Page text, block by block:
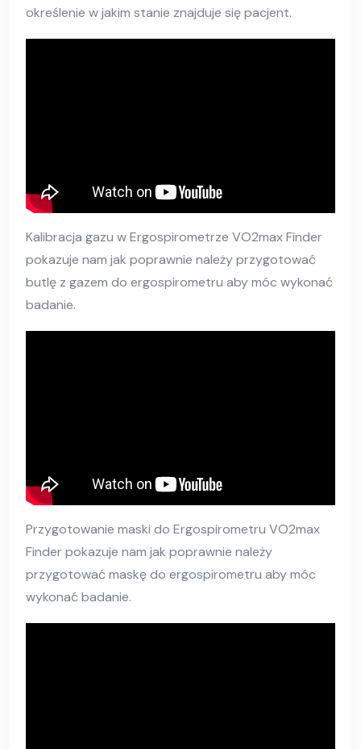
określenie w jakim stanie znajduje się pacjent.
Kalibracja gazu w Ergospirometrze VO2max Finder
pokazuje nam jak poprawnie należy przygotować
butlę z gazem do ergospirometru aby móc wykonać
badanie.
Przygotowanie maski do Ergospirometru VO2max
Finder pokazuje nam jak poprawnie należy
przygotować maskę do ergospirometru aby móc
wykonać badanie.